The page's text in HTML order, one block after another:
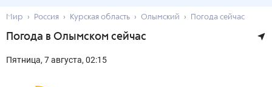
Мир Россия Курская область Олымский Погода сейчас
Погода в Олымском сейчас
Пятница, 7августа, 02:15